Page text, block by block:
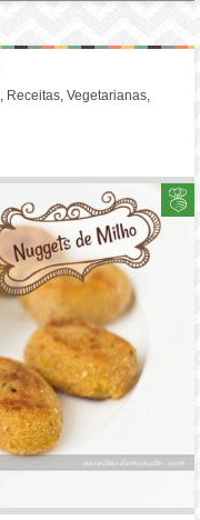
, Receitas,Vegetarianas,